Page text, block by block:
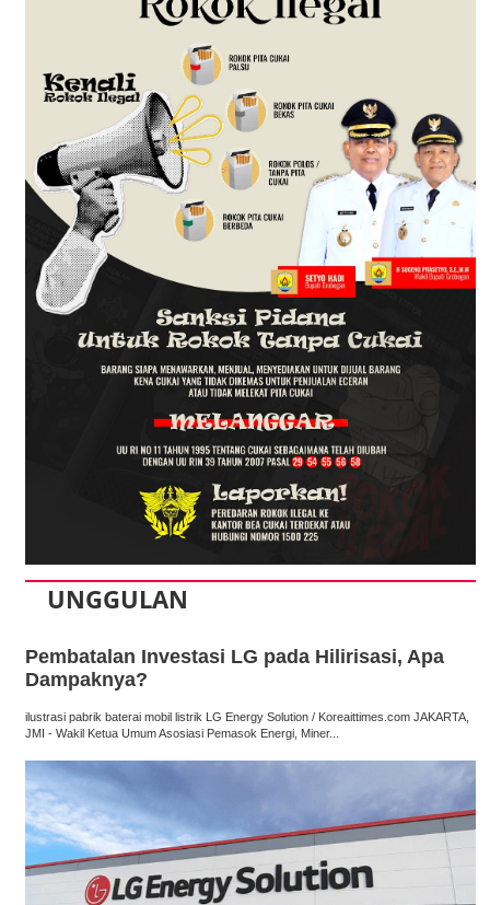
UNGGULAN
Pembatalan Investasi LG pada Hilirisasi, Apa
Dampaknya?
ilustrasi pabrik baterai mobil listrik LG Energy Solution / Koreaittimes.com JAKARTA,
JMI - Wakil Ketua Umum Asosiasi Pemasok Energi, Miner...